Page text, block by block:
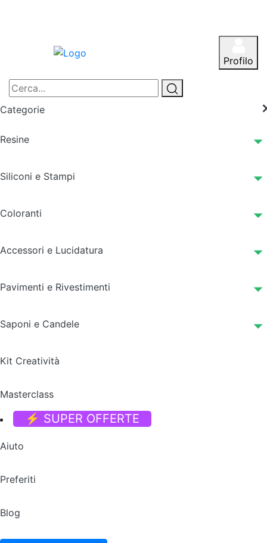
Profilo
Categorie
Resine
Siliconi e Stampi
Coloranti
Accessori e Lucidatura
Pavimenti e Rivestimenti
Saponi e Candele
Kit Creatività
Masterclass
⚡ SUPER OFFERTE
Aiuto
Preferiti
Blog